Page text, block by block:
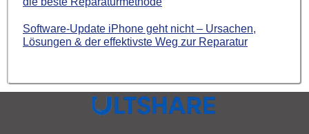
Software-Update iPhone geht nicht – Ursachen,
Lösungen & der effektivste Weg zur Reparatur